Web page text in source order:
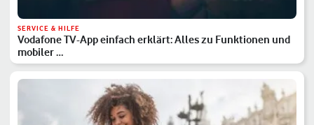
SERVICE & HILFE
Vodafone TV-App einfach erklärt: Alles zu Funktionen und
mobiler …